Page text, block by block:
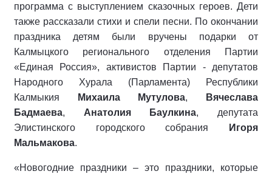
программа с выступлением сказочных героев. Дети
также рассказали стихи и спели песни. По окончании
праздника детям были вручены подарки от
Калмыцкого регионального отделения Партии
«Единая Россия», активистов Партии - депутатов
Народного Хурала (Парламента) Республики
Калмыкия
Михаила Мутулова,
Вячеслава
Бадмаева, Анатолия Баулкина, депутата
Элистинского городского собрания
Игоря
Мальмакова.
«Новогодние праздники – это праздники, которые